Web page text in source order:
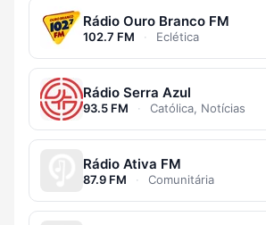
Rádio Ouro Branco FM
102.7 FM · Eclética
Rádio Serra Azul
93.5 FM · Católica, Notícias
Rádio Ativa FM
87.9 FM · Comunitária